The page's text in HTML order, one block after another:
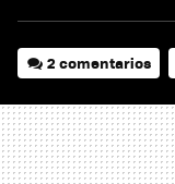
2 comentarios